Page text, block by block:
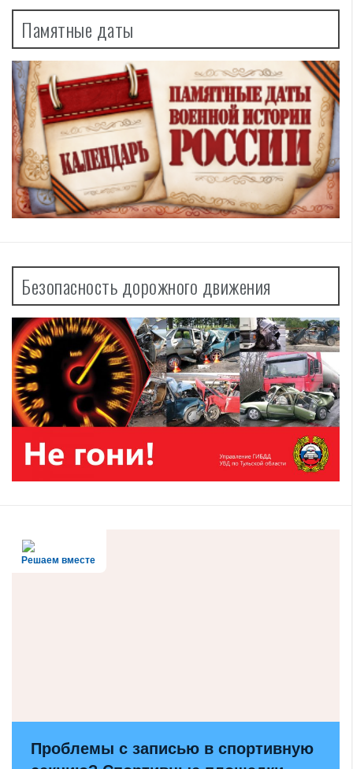
Памятные даты
Безопасность дорожного движения
Решаем вместе
Проблемы с записью в спортивную